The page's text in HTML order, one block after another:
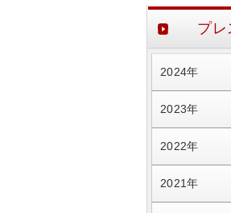
プレ
2024年
2023年
2022年
2021年